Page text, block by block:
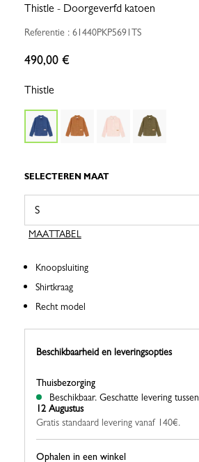
Thistle - Doorgeverfd katoen
Referentie : 61440PKP5691TS
490,00 €
Thistle
SELECTEREN MAAT
MAATTABEL
Knoopsluiting
Shirtkraag
Recht model
Beschikbaarheid en leveringsopties
Ophalen in een winkel
Thuisbezorging
Beschikbaar. Geschatte levering tussen
12 Augustus
Gratis standaard levering vanaf 140€.